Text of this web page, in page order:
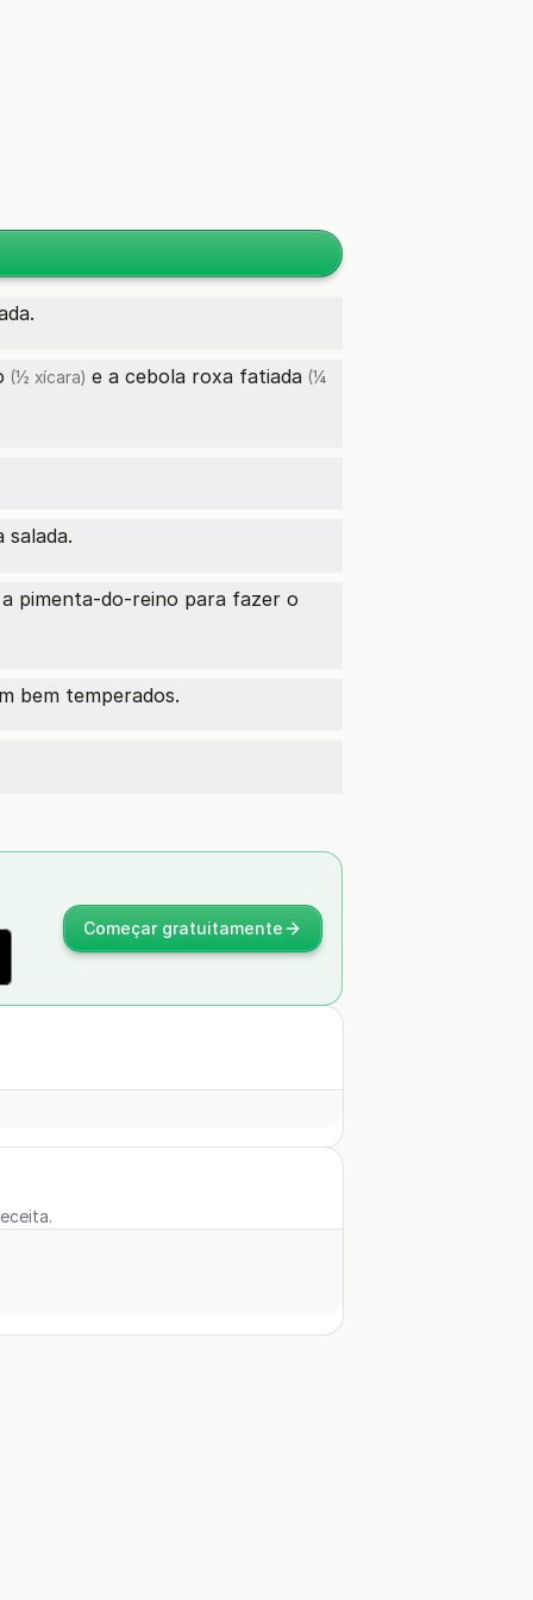
(½ xícara) e a cebola roxa fatiada (¼
salada.
pimenta-do-reino para fazer o
bem temperados.
Começar gratuitamente